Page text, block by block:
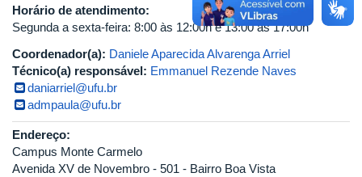
Horário de atendimento:
Segunda a sexta-feira: 8:00 às 12:00h e 13:00 às 17:00h
Coordenador(a): Daniele Aparecida Alvarenga Arriel
Técnico(a) responsável: Emmanuel Rezende Naves
daniarriel@ufu.br
admpaula@ufu.br
Endereço:
Campus Monte Carmelo
Avenida XV de Novembro - 501 - Bairro Boa Vista